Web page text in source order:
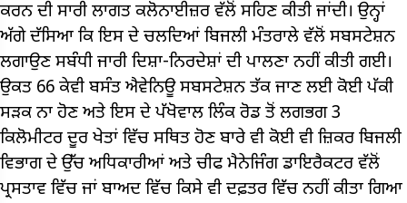
ਕਰਨ ਦੀ ਸਾਰੀ ਲਾਗਤ ਕਲੋਨਾਈਜ਼ਰ ਵੱਲੋਂ ਸਹਿਣ ਕੀਤੀ ਜਾਂਦੀ। ਉਨ੍ਹਾਂ
ਅੱਗੇ ਦੱਸਿਆ ਕਿ ਇਸ ਦੇ ਚਲਦਿਆਂ ਬਿਜਲੀ ਮੰਤਰਾਲੇ ਵੱਲੋਂ ਸਬਸਟੇਸ਼ਨ
ਲਗਾਉਣ ਸਬੰਧੀ ਜਾਰੀ ਦਿਸ਼ਾ-ਨਿਰਦੇਸ਼ਾਂ ਦੀ ਪਾਲਣਾ ਨਹੀਂ ਕੀਤੀ ਗਈ।
ਉਕਤ 66 ਕੇਵੀ ਬਸੰਤ ਐਵੇਨਿਊ ਸਬਸਟੇਸ਼ਨ ਤੱਕ ਜਾਣ ਲਈ ਕੋਈ ਪੱਕੀ
ਸੜਕ ਨਾ ਹੋਣ ਅਤੇ ਇਸ ਦੇ ਪੱਖੋਵਾਲ ਲਿੰਕ ਰੋਡ ਤੋਂ ਲਗਭਗ 3
ਕਿਲੋਮੀਟਰ ਦੂਰ ਖੇਤਾਂ ਵਿੱਚ ਸਥਿਤ ਹੋਣ ਬਾਰੇ ਵੀ ਕੋਈ ਵੀ ਜ਼ਿਕਰ ਬਿਜਲੀ
ਵਿਭਾਗ ਦੇ ਉੱਚ ਅਧਿਕਾਰੀਆਂ ਅਤੇ ਚੀਫ ਮੈਨੇਜਿੰਗ ਡਾਇਰੈਕਟਰ ਵੱਲੋਂ
ਪ੍ਰਸਤਾਵ ਵਿੱਚ ਜਾਂ ਬਾਅਦ ਵਿੱਚ ਕਿਸੇ ਵੀ ਦਫ਼ਤਰ ਵਿੱਚ ਨਹੀਂ ਕੀਤਾ ਗਿਆ